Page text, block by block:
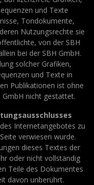
und Texte
Tondokumente,
Nutzungsrechte sie
von der SBH
bei der SBH GmbH.
solcher Grafiken,
und Texte in
Publikationen ist ohne
GmbH nicht gestattet.
Internetangebotes zu
verwiesen wurde.
dieses Textes der
oder nicht vollständig
Teile des Dokumentes
davon unberührt.